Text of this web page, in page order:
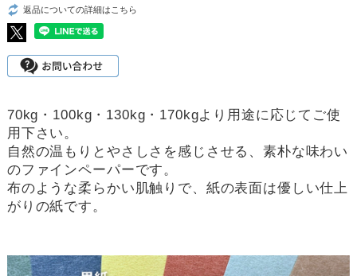
返品についての詳細はこちら
70kg・100kg・130kg・170kgより用途に応じてご使
用下さい。
自然の温もりとやさしさを感じさせる、素朴な味わい
のファインペーパーです。
布のような柔らかい肌触りで、紙の表面は優しい仕上
がりの紙です。